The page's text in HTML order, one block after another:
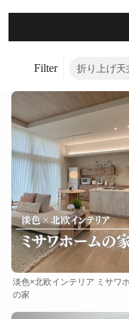
Filter 折り上げ天
淡色×北欧インテリア ミサワ
の家
ホテルライク シン
キッチン
リビング
アイ工務店
住友林業
キッチンハウス /